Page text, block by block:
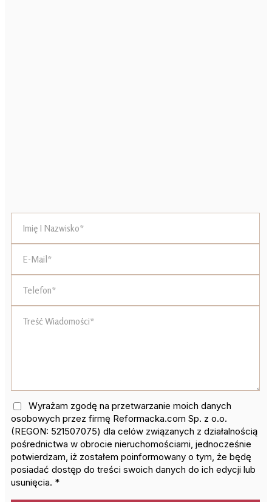
Wyrażam zgodę na przetwarzanie moich danych
osobowych przez firmę Reformacka.com Sp. z o.o.
(REGON: 521507075) dla celów związanych z działalnością
pośrednictwa w obrocie nieruchomościami, jednocześnie
potwierdzam, iż zostałem poinformowany o tym, że będę
posiadać dostęp do treści swoich danych do ich edycji lub
usunięcia. *